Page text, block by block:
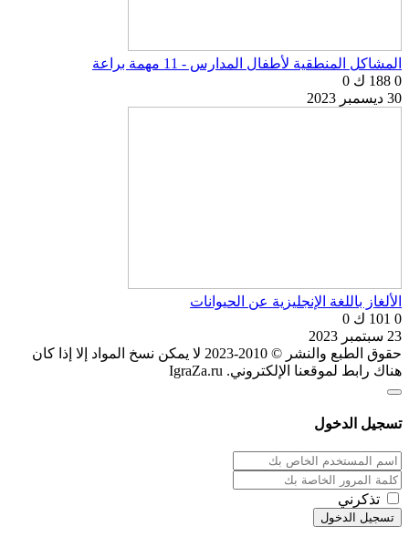
المشاكل المنطقية لأطفال المدارس - 11 مهمة براعة
0 188 ك
0
30 ديسمبر 2023
الألغاز باللغة الإنجليزية عن الحيوانات
0 101 ك
0
23 سبتمبر 2023
حقوق الطبع والنشر © 2010-2023 لا يمكن نسخ المواد إلا إذا كان
هناك رابط لموقعنا الإلكتروني. IgraZa.ru
تسجيل الدخول
تذكرني